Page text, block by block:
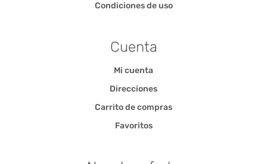
Condiciones de uso
Cuenta
Mi cuenta
Direcciones
Carrito de compras
Favoritos